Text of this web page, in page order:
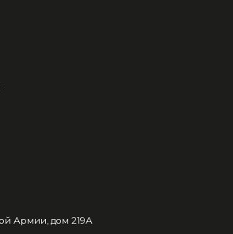
Армии, дом 219А